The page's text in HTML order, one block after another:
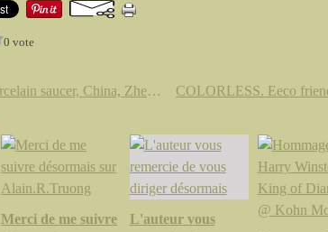
0 vote
A yellow-glazed porcelain saucer, China, Zhengde four-character mark and of the period
Merci de me suivre
L'auteur vous